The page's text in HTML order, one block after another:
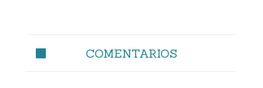
COMENTARIOS